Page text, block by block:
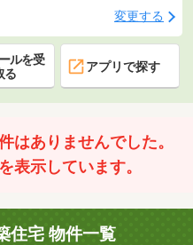
変更する
ルを受
る
アプリで探す
はありませんでした。
表示しています。
住宅 物件一覧